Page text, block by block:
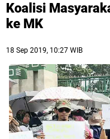
Koalisi
ke MK
18 Sep 2019, 10:27 WIB